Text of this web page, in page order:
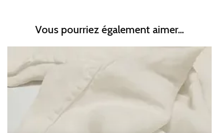
Vous pourriez également aimer...